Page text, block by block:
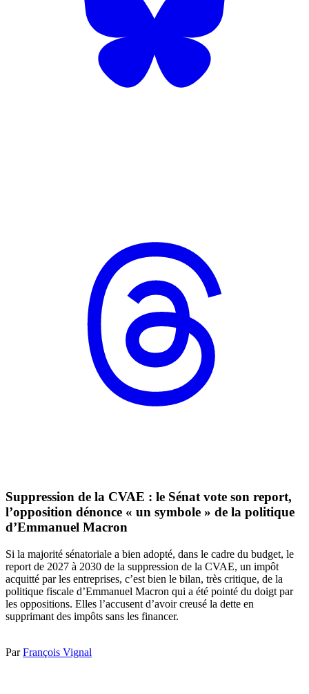
Suppression de la CVAE : le Sénat vote son report,
l’opposition dénonce « un symbole » de la politique
d’Emmanuel Macron
Si la majorité sénatoriale a bien adopté, dans le cadre du budget, le
report de 2027 à 2030 de la suppression de la CVAE, un impôt
acquitté par les entreprises, c’est bien le bilan, très critique, de la
politique fiscale d’Emmanuel Macron qui a été pointé du doigt par
les oppositions. Elles l’accusent d’avoir creusé la dette en
supprimant des impôts sans les financer.
ParFrançois Vignal